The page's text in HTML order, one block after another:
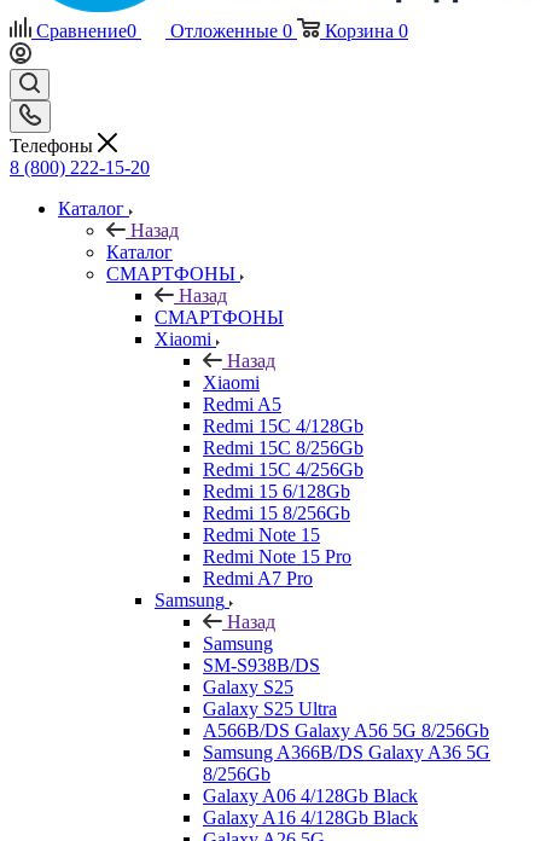
Сравнение0 Отложенные 0 Корзина 0
Телефоны
8 (800) 222-15-20
Каталог
Назад
Каталог
СМАРТФОНЫ
Назад
СМАРТФОНЫ
Xiaomi
Назад
Xiaomi
Redmi A5
Redmi 15C 4/128Gb
Redmi 15C 8/256Gb
Redmi 15C 4/256Gb
Redmi 15 6/128Gb
Redmi 15 8/256Gb
Redmi Note 15
Redmi Note 15 Pro
Redmi A7 Pro
Samsung
Назад
Samsung
SM-S938B/DS
Galaxy S25
Galaxy S25 Ultra
A566B/DS Galaxy A56 5G 8/256Gb
Samsung A366B/DS Galaxy A36 5G
8/256Gb
Galaxy A06 4/128Gb Black
Galaxy A16 4/128Gb Black